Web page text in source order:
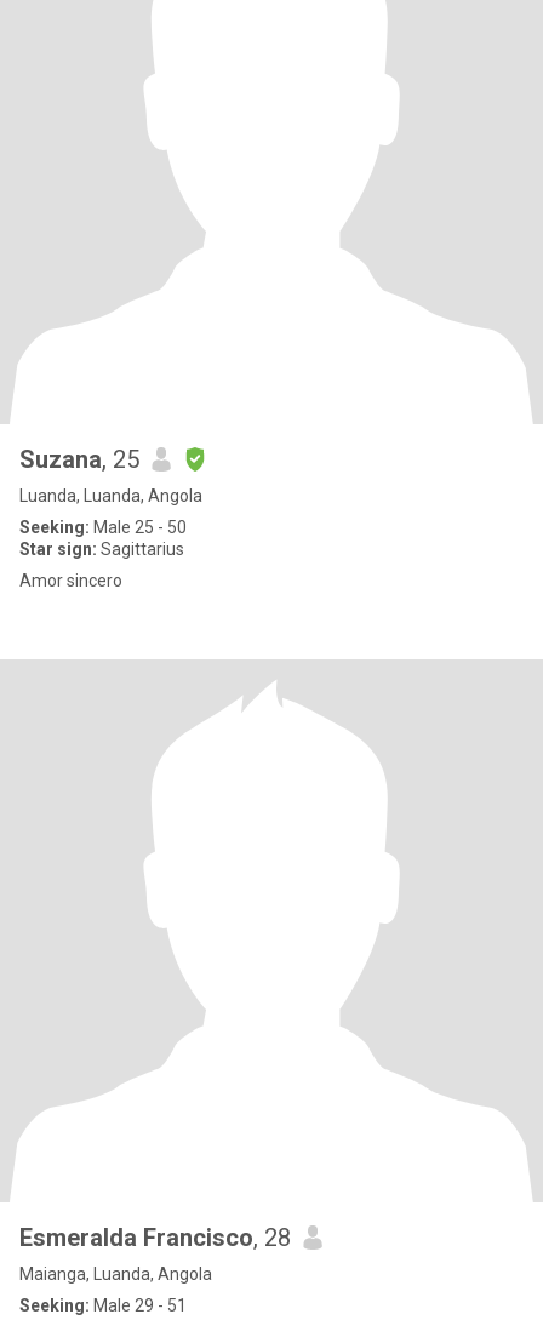
Suzana, 25
Luanda, Luanda, Angola
Seeking: Male 25 - 50
Star sign: Sagittarius
Amor sincero
Esmeralda Francisco, 28
Maianga, Luanda, Angola
Seeking: Male 29 - 51